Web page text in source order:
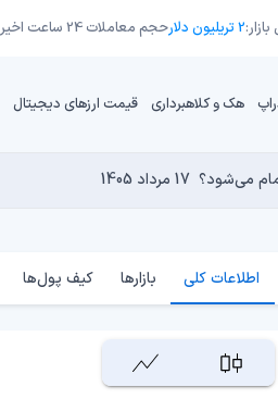
2 تریلیون دلار حجم معاملات 24 ساعت اخیر:
هک و کلاهبرداری قیمت ارزهای دیجیتال
17 مرداد 1405
کوانتومی برای بیت‌کوین است؟
16 مرداد 1405 15 مرداد 1405 15 مرداد 1405
اطلاعات کلی بازارها کیف پول‌ها